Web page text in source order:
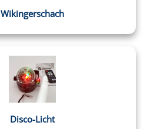
Wikingerschach
Disco-Licht